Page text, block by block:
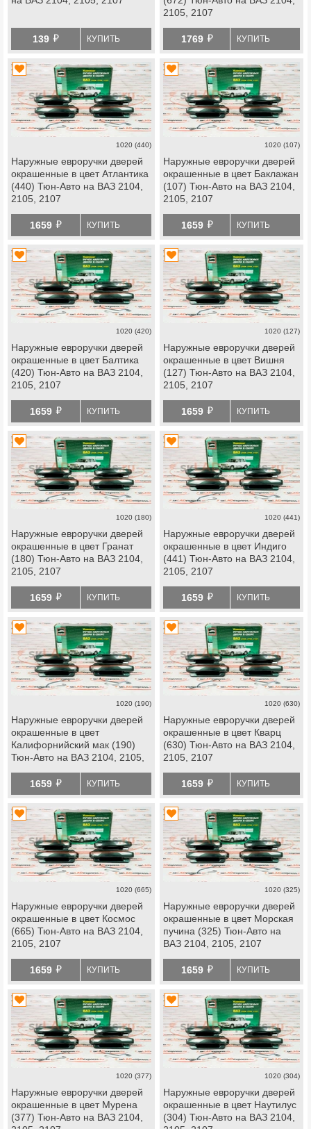
139 й КУПИТЬ
2105, 2107
1769 й КУПИТЬ
1020 (440)
Наружные евроручки дверей
окрашенные в цвет Атлантика
(440) Тюн-Авто на ВАЗ 2104,
2105, 2107
1659 й КУПИТЬ
1020 (107)
Наружные евроручки дверей
окрашенные в цвет Баклажан
(107) Тюн-Авто на ВАЗ 2104,
2105, 2107
1659 й КУПИТЬ
1020 (420)
Наружные евроручки дверей
окрашенные в цвет Балтика
(420) Тюн-Авто на ВАЗ 2104,
2105, 2107
1659 й КУПИТЬ
1020 (127)
Наружные евроручки дверей
окрашенные в цвет Вишня
(127) Тюн-Авто на ВАЗ 2104,
2105, 2107
1659 й КУПИТЬ
1020 (180)
Наружные евроручки дверей
окрашенные в цвет Гранат
(180) Тюн-Авто на ВАЗ 2104,
2105, 2107
1659 й КУПИТЬ
1020 (441)
Наружные евроручки дверей
окрашенные в цвет Индиго
(441) Тюн-Авто на ВАЗ 2104,
2105, 2107
1659 й КУПИТЬ
1020 (190)
Наружные евроручки дверей
окрашенные в цвет
Калифорнийский мак (190)
Тюн-Авто на ВАЗ 2104, 2105,
1659 й КУПИТЬ
1020 (630)
Наружные евроручки дверей
окрашенные в цвет Кварц
(630) Тюн-Авто на ВАЗ 2104,
2105, 2107
1659 й КУПИТЬ
1020 (665)
Наружные евроручки дверей
окрашенные в цвет Космос
(665) Тюн-Авто на ВАЗ 2104,
2105, 2107
1659 й КУПИТЬ
1020 (325)
Наружные евроручки дверей
окрашенные в цвет Морская
пучина (325) Тюн-Авто на
ВАЗ 2104, 2105, 2107
1659 й КУПИТЬ
1020 (377)
Наружные евроручки дверей
окрашенные в цвет Мурена
(377) Тюн-Авто на ВАЗ 2104,
1020 (304)
Наружные евроручки дверей
окрашенные в цвет Наутилус
(304) Тюн-Авто на ВАЗ 2104,